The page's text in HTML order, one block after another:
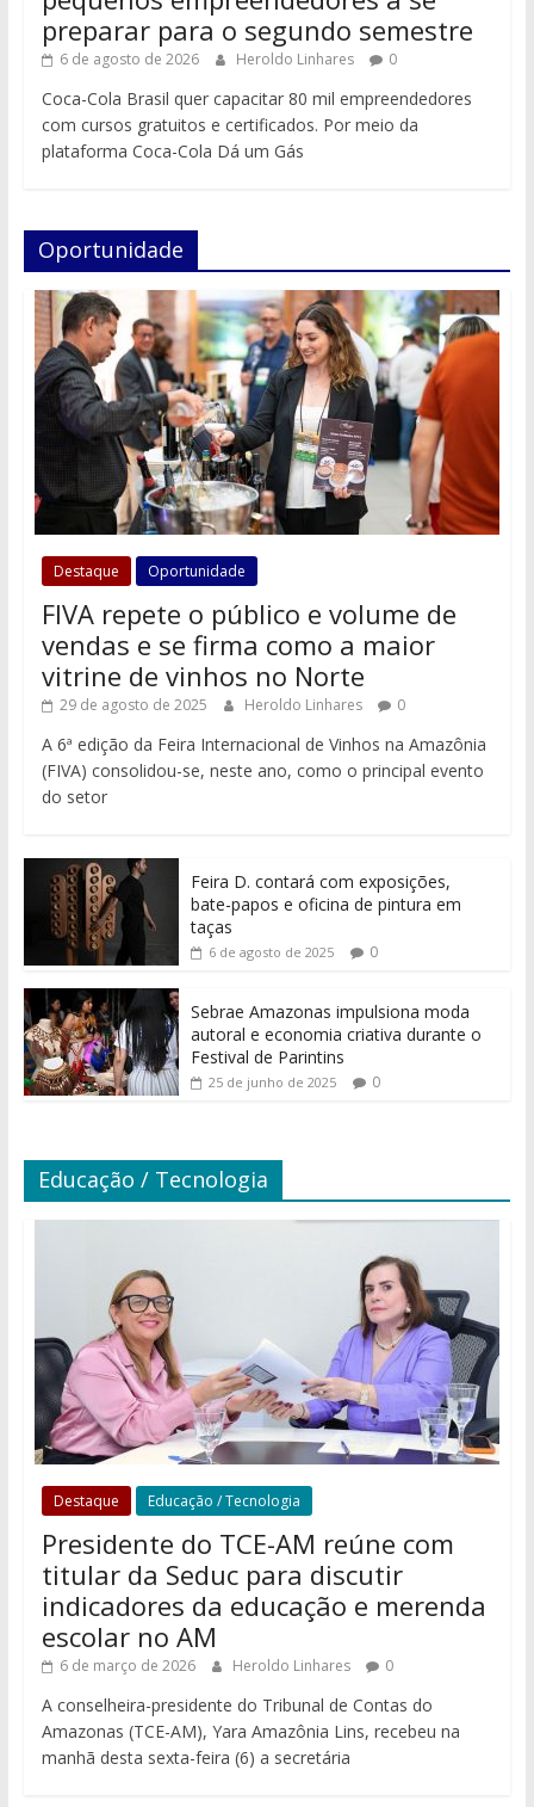
preparar para o segundo semestre
6 de agosto de 2026 Heroldo Linhares 0
Coca-Cola Brasil quer capacitar 80 mil empreendedores
com cursos gratuitos e certificados. Por meio da
plataforma Coca-Cola Dá um Gás
Oportunidade
Destaque Oportunidade
FIVA repete o público e volume de
vendas e se firma como a maior
vitrine de vinhos no Norte
29 de agosto de 2025 Heroldo Linhares 0
A 6ª edição da Feira Internacional de Vinhos na Amazônia
(FIVA) consolidou-se, neste ano, como o principal evento
do setor
Feira D. contará com exposições,
bate-papos e oficina de pintura em
taças
6 de agosto de 2025 0
Sebrae Amazonas impulsiona moda
autoral e economia criativa durante o
Festival de Parintins
25 de junho de 2025 0
Educação / Tecnologia
Destaque Educação / Tecnologia
Presidente do TCE-AM reúne com
titular da Seduc para discutir
indicadores da educação e merenda
escolar no AM
6 de março de 2026 Heroldo Linhares 0
A conselheira-presidente do Tribunal de Contas do
Amazonas (TCE-AM), Yara Amazônia Lins, recebeu na
manhã desta sexta-feira (6) a secretária